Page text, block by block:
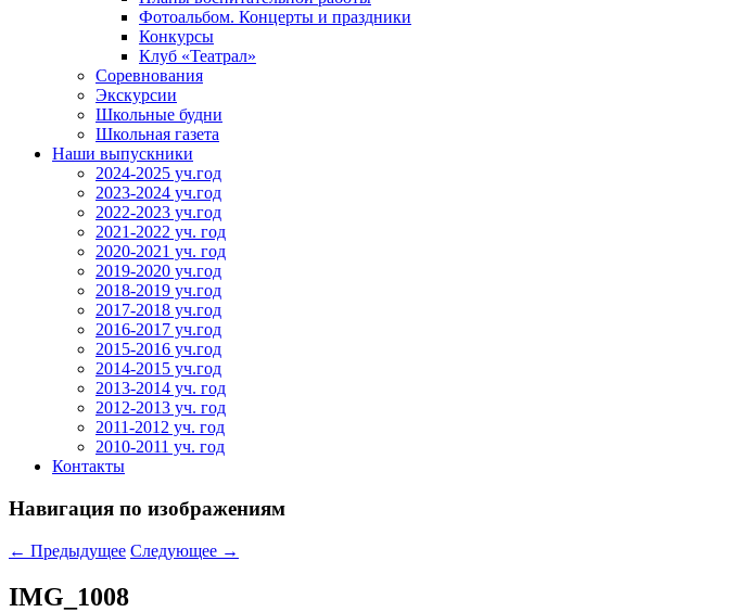
Фотоальбом. Концерты и праздники
Конкурсы
Клуб «Театрал»
Соревнования
Экскурсии
Школьные будни
Школьная газета
Наши выпускники
2024-2025 уч.год
2023-2024 уч.год
2022-2023 уч.год
2021-2022 уч. год
2020-2021 уч. год
2019-2020 уч.год
2018-2019 уч.год
2017-2018 уч.год
2016-2017 уч.год
2015-2016 уч.год
2014-2015 уч.год
2013-2014 уч. год
2012-2013 уч. год
2011-2012 уч. год
2010-2011 уч. год
Контакты
Навигация по изображениям
← Предыдущее Следующее →
IMG_1008